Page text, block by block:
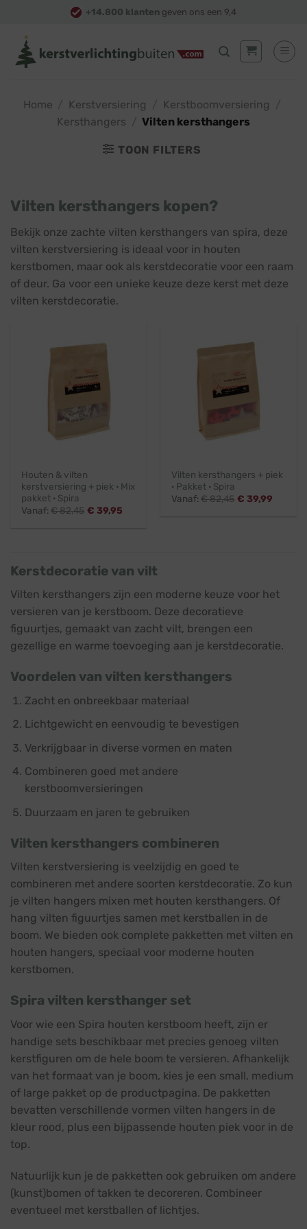
content
+14.800 klanten geven ons een 9,4
Home Kerstversiering Kerstboomversiering
Kersthangers
Vilten kersthangers
TOON FILTERS
Vilten kersthangers kopen?
Bekijk onze zachte vilten kersthangers van spira, deze
vilten kerstversiering is ideaal voor in houten
kerstbomen, maar ook als kerstdecoratie voor een raam
of deur. Ga voor een unieke keuze deze kerst met deze
vilten kerstdecoratie.
Houten & vilten
kerstversiering + piek · Mix
pakket · Spira
Vanaf:€82,45 € 39,95
Vilten kersthangers + piek
· Pakket · Spira
Vanaf:€82,45 € 39,99
Kerstdecoratie van vilt
Vilten kersthangers zijn een moderne keuze voor het
versieren van je kerstboom. Deze decoratieve
figuurtjes, gemaakt van zacht vilt, brengen een
gezellige en warme toevoeging aan je kerstdecoratie.
Voordelen van vilten kersthangers
Zacht en onbreekbaar materiaal
Lichtgewicht en eenvoudig te bevestigen
Verkrijgbaar in diverse vormen en maten
Combineren goed met andere
kerstboomversieringen
Duurzaam en jaren te gebruiken
Vilten kersthangers combineren
Vilten kerstversiering is veelzijdig en goed te
combineren met andere soorten kerstdecoratie. Zo kun
je vilten hangers mixen met houten kersthangers. Of
hang vilten figuurtjes samen met kerstballen in de
boom. We bieden ook complete pakketten met vilten en
houten hangers, speciaal voor moderne houten
kerstbomen.
Spira vilten kersthanger set
Voor wie een Spira houten kerstboom heeft, zijn er
handige sets beschikbaar met precies genoeg vilten
kerstfiguren om de hele boom te versieren. Afhankelijk
van het formaat van je boom, kies je een small, medium
of large pakket op de productpagina. De pakketten
bevatten verschillende vormen vilten hangers in de
kleur rood, plus een bijpassende houten piek voor in de
top.
Natuurlijk kun je de pakketten ook gebruiken om andere
(kunst)bomen of takken te decoreren. Combineer
eventueel met kerstballen of lichtjes.